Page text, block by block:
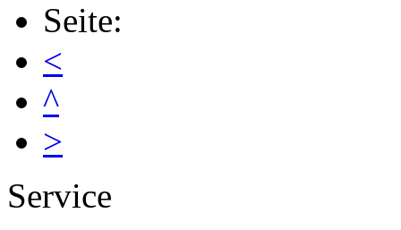
Seite:
<
^
>
Service